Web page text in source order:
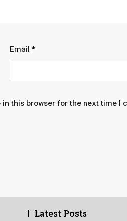
Email *
this browser for the next time I
Latest Posts